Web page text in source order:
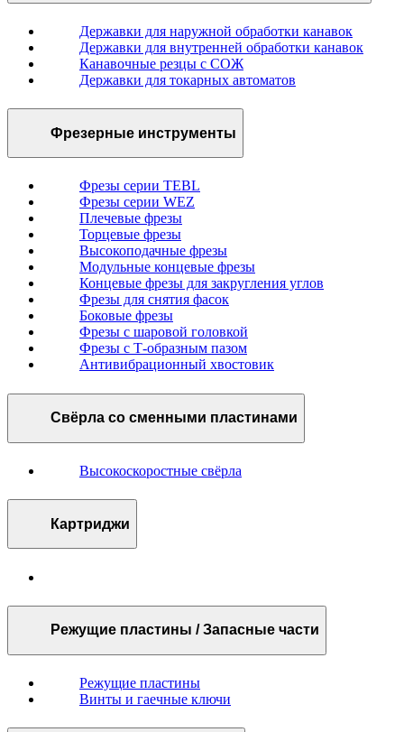
Державки для наружной обработки канавок
Державки для внутренней обработки канавок
Канавочные резцы с СОЖ
Державки для токарных автоматов
Фрезерные инструменты
Фрезы серии TEBL
Фрезы серии WEZ
Плечевые фрезы
Торцевые фрезы
Высокоподачные фрезы
Модульные концевые фрезы
Концевые фрезы для закругления углов
Фрезы для снятия фасок
Боковые фрезы
Фрезы с шаровой головкой
Фрезы с Т-образным пазом
Антивибрационный хвостовик
Свёрла со сменными пластинами
Высокоскоростные свёрла
Картриджи
Режущие пластины / Запасные части
Режущие пластины
Винты и гаечные ключи